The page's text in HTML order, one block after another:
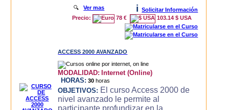
🔍Ver mas i
Solicitar Información
Precio:
78 € 103.14 $ USA
ACCESS 2000 AVANZADO
MODALIDAD: Internet (Online)
HORAS: 30 horas
OBJETIVOS: El curso Access 2000 de
nivel avanzado le permite al
participante profundizar en la